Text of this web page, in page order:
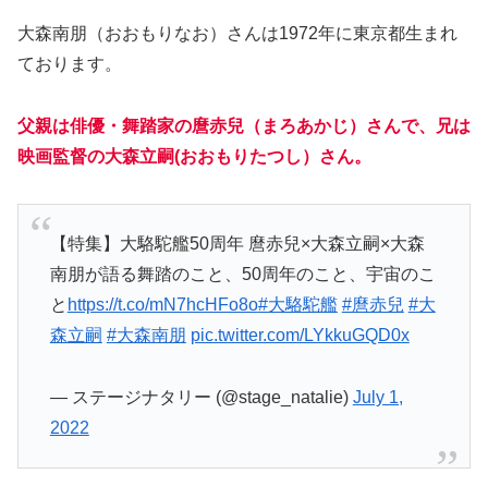
大森南朋（おおもりなお）さんは1972年に東京都生まれ
ております。
父親は俳優・舞踏家の麿赤兒（まろあかじ）さんで、兄は
映画監督の大森立嗣(おおもりたつし）さん。
【特集】大駱駝艦50周年 麿赤兒×大森立嗣×大森
南朋が語る舞踏のこと、50周年のこと、宇宙のこ
と https://t.co/mN7hcHFo8o#大駱駝艦 #麿赤兒 #大
森立嗣 #大森南朋 pic.twitter.com/LYkkuGQD0x
— ステージナタリー (@stage_natalie) July 1,
2022